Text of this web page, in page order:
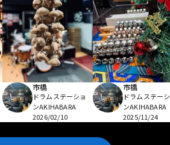
市橋
ドラムステーショ
ンAKIHABARA
2026/02/10
市橋
ドラムステー
ンAKIHABARA
2025/11/24